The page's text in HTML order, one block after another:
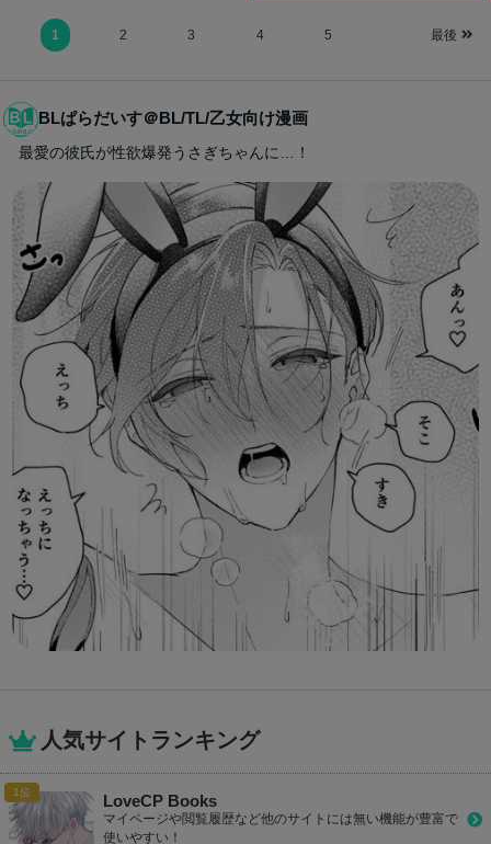
1 2 3 4 5 最後
BLぱらだいす＠BL/TL/乙女向け漫画
最愛の彼氏が性欲爆発うさぎちゃんに…！
人気サイトランキング
LoveCP Books
マイページや閲覧履歴など他のサイトには無い機能が豊富で
使いやすい！